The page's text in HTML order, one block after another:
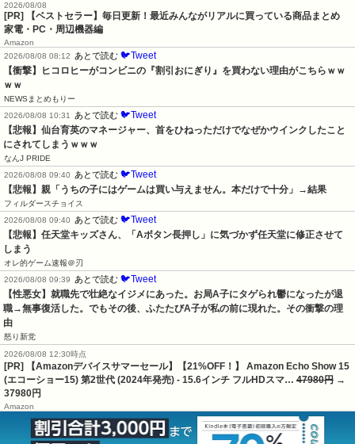
2026/08/08
[PR] 【ベストセラー】毎日更新！最近みんながリアルに買っている商品まとめ
家電・PC・周辺機器編
Amazon
2026/08/08 08:12
あとで読む 🐦Tweet
【衝撃】ヒコロヒーがコンビニの『割引おにぎり』を買わない理由がこちらｗｗ
ｗｗ
NEWSまとめもりー
2026/08/08 10:31
あとで読む 🐦Tweet
【悲報】仙台育英のマネージャー、首をひねっただけでなぜかウインクしたこと
にされてしまうｗｗｗ
なんJ PRIDE
2026/08/08 09:40
あとで読む 🐦Tweet
【悲報】親「うちの子にはゲームは買い与えません。本だけで十分」→結果
フィルダースチョイス
2026/08/08 09:40
あとで読む 🐦Tweet
【悲報】任天堂キッズさん、「Aボタン長押し」に気づかず任天堂に修正させて
しまう
オレ的ゲーム速報＠刃
2026/08/08 09:39
あとで読む 🐦Tweet
【性悪女】就職先で壮絶なイジメにあった。お局A子にタゲられ鬱になったが退
職→無事復活した。でもその後、ふたたびA子が私の前に現れた。その衝撃の理
由
怒り新党
2026/08/08 12:30時点
[PR] 【Amazonデバイスサマーセール】【21%OFF！】 Amazon Echo Show 15
(エコーショー15) 第2世代 (2024年発売) - 15.6インチ フルHDスマ… 47980円 →
37980円
Amazon